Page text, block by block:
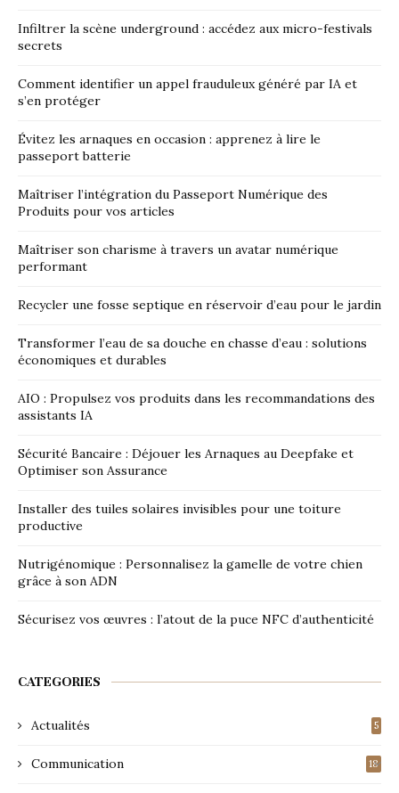
Infiltrer la scène underground : accédez aux micro-festivals
secrets
Comment identifier un appel frauduleux généré par IA et
s’en protéger
Évitez les arnaques en occasion : apprenez à lire le
passeport batterie
Maîtriser l’intégration du Passeport Numérique des
Produits pour vos articles
Maîtriser son charisme à travers un avatar numérique
performant
Recycler une fosse septique en réservoir d’eau pour le jardin
Transformer l’eau de sa douche en chasse d’eau : solutions
économiques et durables
AIO : Propulsez vos produits dans les recommandations des
assistants IA
Sécurité Bancaire : Déjouer les Arnaques au Deepfake et
Optimiser son Assurance
Installer des tuiles solaires invisibles pour une toiture
productive
Nutrigénomique : Personnalisez la gamelle de votre chien
grâce à son ADN
Sécurisez vos œuvres : l’atout de la puce NFC d’authenticité
CATEGORIES
Actualités 5
Communication 18